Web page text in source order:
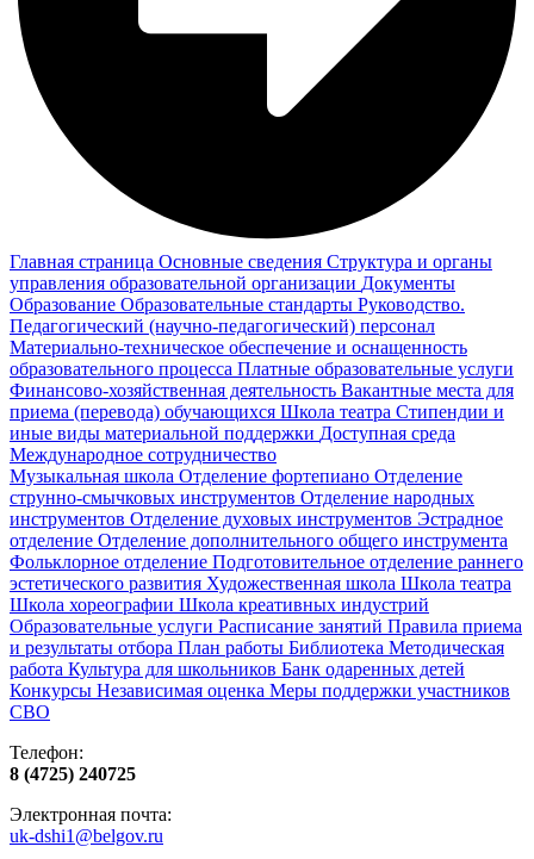
Главная страница Основные сведения Структура и органы
управления образовательной организации Документы
Образование Образовательные стандарты Руководство.
Педагогический (научно-педагогический) персонал
Материально-техническое обеспечение и оснащенность
образовательного процесса Платные образовательные услуги
Финансово-хозяйственная деятельность Вакантные места для
приема (перевода) обучающихся Школа театра Стипендии и
иные виды материальной поддержки Доступная среда
Международное сотрудничество
Музыкальная школа Отделение фортепиано Отделение
струнно-смычковых инструментов Отделение народных
инструментов Отделение духовых инструментов Эстрадное
отделение Отделение дополнительного общего инструмента
Фольклорное отделение Подготовительное отделение раннего
эстетического развития Художественная школа Школа‌‌‌‌ театра
Школа хореографии Школа креативных индустрий
Образовательные услуги Расписание занятий Правила приема
и результаты отбора План работы Библиотека Методическая
работа Культура для школьников Банк одаренных детей
Конкурсы Независимая оценка Меры поддержки участников
СВО
Телефон:
8 (4725) 240725
Электронная почта:
uk-dshi1@belgov.ru